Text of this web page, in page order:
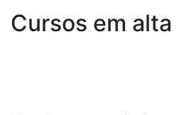
Cursos em alta